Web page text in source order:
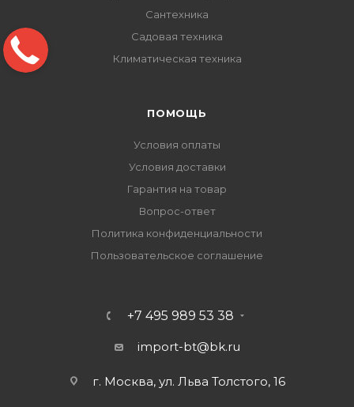
Сантехника
Садовая техника
Климатическая техника
ПОМОЩЬ
Условия оплаты
Условия доставки
Гарантия на товар
Вопрос-ответ
Политика конфиденциальности
Пользовательское соглашение
+7 495 989 53 38
import-bt@bk.ru
г. Москва, ул. Льва Толстого, 16